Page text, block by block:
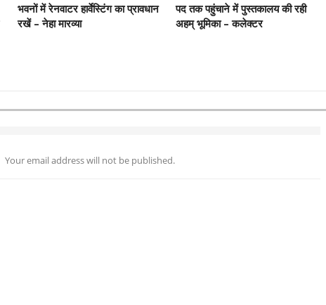
भवनों में रेनवाटर हार्वेस्टिंग का प्रावधान
रखें – नेहा मारव्या
पद तक पहुंचाने में पुस्‍तकालय की रही
अहम् भूमिका – कलेक्‍टर
Your email address will not be published.